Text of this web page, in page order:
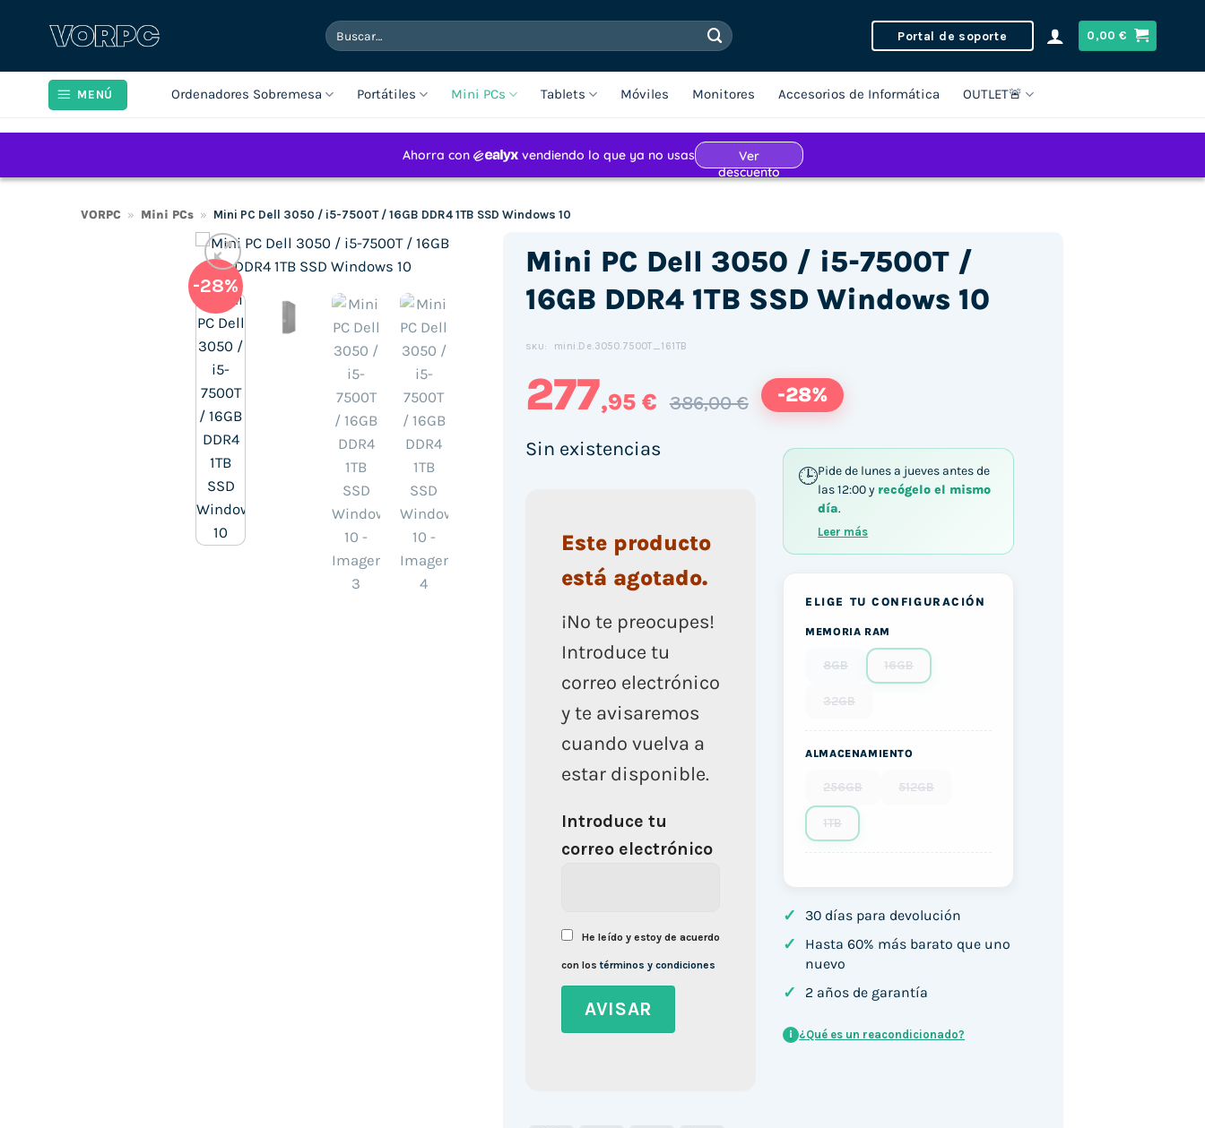
Buscar
por:
Portal de soporte 0,00€
MENÚ Ordenadores Sobremesa Portátiles Mini PCs Tablets Móviles Monitores Accesorios de Informática OUTLET🚨
VORPC » Mini PCs » Mini PC Dell 3050 / i5-7500T / 16GB DDR4 1TB SSD Windows 10
-28%
Mini PC Dell 3050 / i5-7500T /
16GB DDR4 1TB SSD Windows 10
SKU: mini.De.3050.7500T_161TB
277,95 € 386,00 € -28%
Sin existencias
Este producto
está agotado.
¡No te preocupes!
Introduce tu
correo electrónico
y te avisaremos
cuando vuelva a
estar disponible.
Introduce tu
correo electrónico
He leído y estoy de acuerdo
con lostérminos y condiciones
Pide de lunes a jueves antes de
las 12:00 y recógelo el mismo
día.
Leer más
ELIGE TU CONFIGURACIÓN
MEMORIA RAM
8GB 16GB
32GB
ALMACENAMIENTO
256GB 512GB
1TB
✓ 30 días para devolución
✓
Hasta 60% más barato que uno
nuevo
✓ 2 años de garantía
i ¿Qué es un reacondicionado?